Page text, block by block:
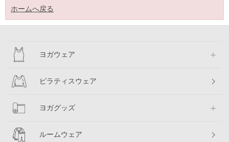
ホームへ戻る
ヨガウェア
ピラティスウェア
ヨガグッズ
ルームウェア